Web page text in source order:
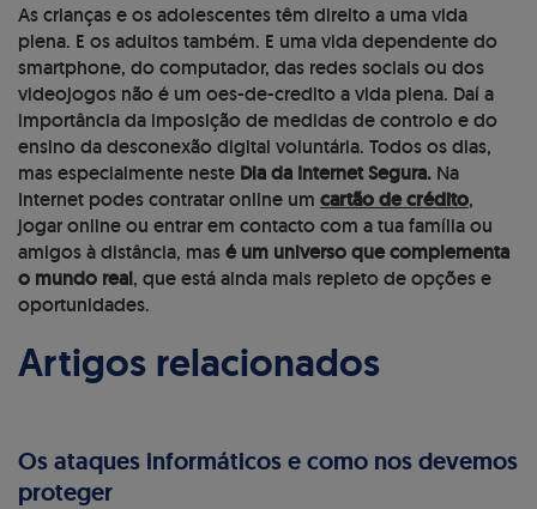
As crianças e os adolescentes têm direito a uma vida
plena. E os adultos também. E uma vida dependente do
smartphone, do computador, das redes sociais ou dos
videojogos não é um oes-de-credito a vida plena. Daí a
importância da imposição de medidas de controlo e do
ensino da desconexão digital voluntária. Todos os dias,
mas especialmente neste Dia da Internet Segura. Na
Internet podes contratar online um cartão de crédito,
jogar online ou entrar em contacto com a tua família ou
amigos à distância, masé um universo que complementa
o mundo real, que está ainda mais repleto de opções e
oportunidades.
Artigos relacionados
Os ataques informáticos e como nos devemos
proteger